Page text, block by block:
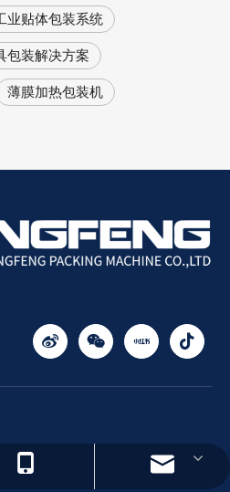
业贴体包装系统
包装解决方案
‌薄膜加热包装机
88781900